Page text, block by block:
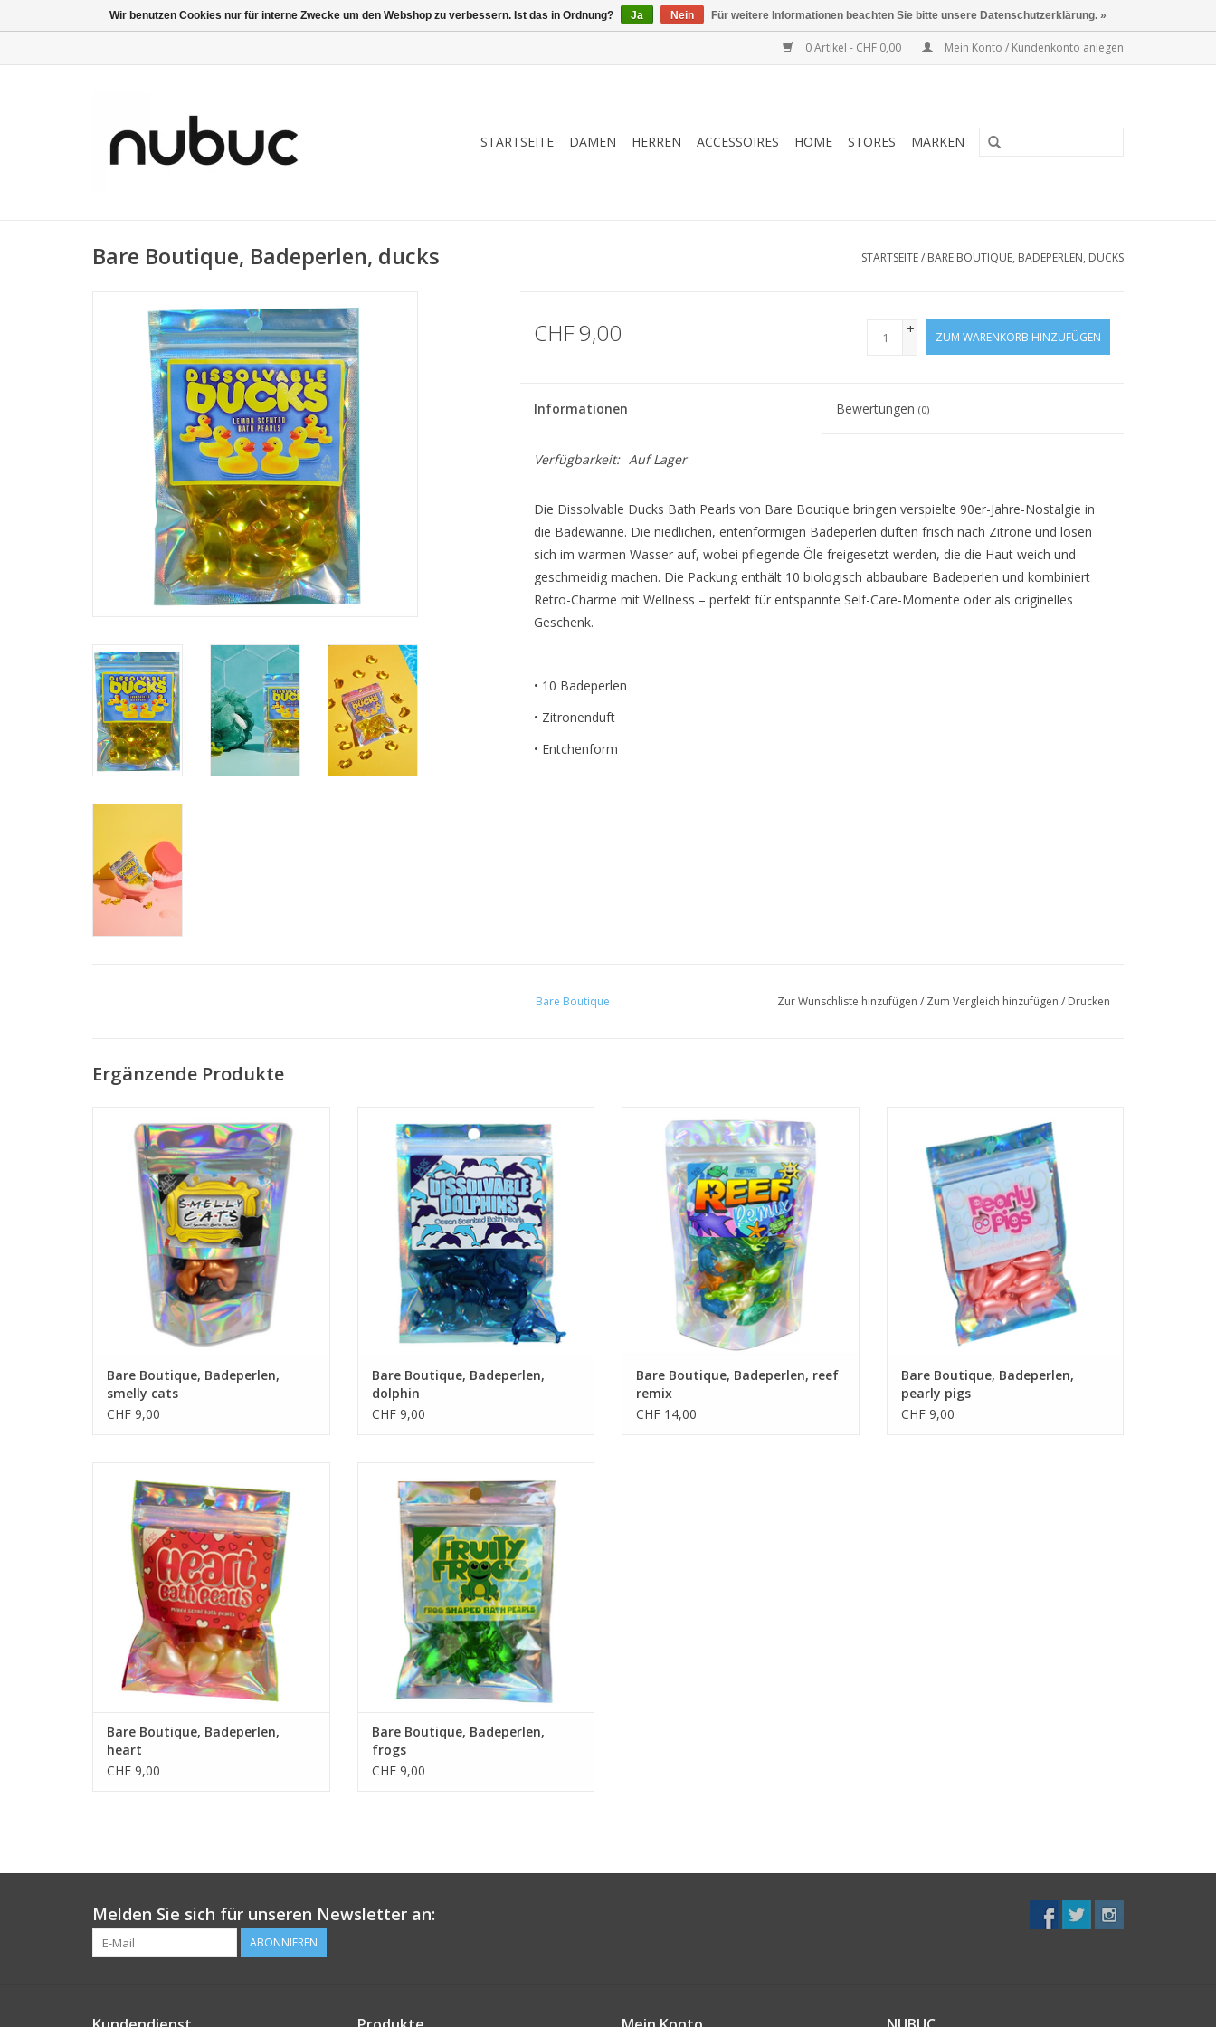
0 Artikel - CHF 0,00 Mein Konto / Kundenkonto anlegen
STARTSEITE DAMEN HERREN ACCESSOIRES HOME STORES MARKEN
Bare Boutique, Badeperlen, ducks STARTSEITE/ BARE BOUTIQUE, BADEPERLEN, DUCKS
CHF 9,00
+
-
ZUM WARENKORB HINZUFÜGEN
Informationen Bewertungen(0)
Verfügbarkeit: Auf Lager
Die Dissolvable Ducks Bath Pearls von Bare Boutique bringen verspielte 90er-Jahre-Nostalgie in
die Badewanne. Die niedlichen, entenförmigen Badeperlen duften frisch nach Zitrone und lösen
sich im warmen Wasser auf, wobei pflegende Öle freigesetzt werden, die die Haut weich und
geschmeidig machen. Die Packung enthält 10 biologisch abbaubare Badeperlen und kombiniert
Retro-Charme mit Wellness – perfekt für entspannte Self-Care-Momente oder als originelles
Geschenk.
• 10 Badeperlen
• Zitronenduft
• Entchenform
Bare Boutique Zur Wunschliste hinzufügen / Zum Vergleich hinzufügen / Drucken
Ergänzende Produkte
• Pfirsichduft
• Katzenform
ZUM WARENKORB HINZUFÜGEN
Bare Boutique, Badeperlen,
smelly cats
CHF 9,00
• Meerduft
• Delfinform
ZUM WARENKORB HINZUFÜGEN
Bare Boutique, Badeperlen,
dolphin
CHF 9,00
• Kiwiduft
• Meerestierformen
ZUM WARENKORB HINZUFÜGEN
Bare Boutique, Badeperlen, reef
remix
CHF 14,00
• Lotusduft
• Schweinchenform
ZUM WARENKORB HINZUFÜGEN
Bare Boutique, Badeperlen,
pearly pigs
CHF 9,00
• Erdbeer- und Vanilleduft
• Herzform
ZUM WARENKORB HINZUFÜGEN
Bare Boutique, Badeperlen,
heart
CHF 9,00
• Kiwiduft
• Froschform
ZUM WARENKORB HINZUFÜGEN
Bare Boutique, Badeperlen,
frogs
CHF 9,00
Melden Sie sich für unseren Newsletter an:
ABONNIEREN
Wir benutzen Cookies nur für interne Zwecke um den Webshop zu verbessern. Ist das in Ordnung? Ja Nein Für weitere Informationen beachten Sie bitte unsere Datenschutzerklärung. »